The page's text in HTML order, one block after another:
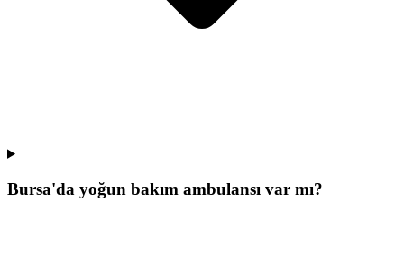
Bursa'da yoğun bakım ambulansı var mı?